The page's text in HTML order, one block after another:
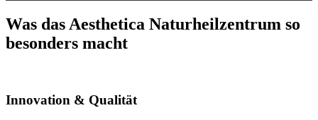
Was das Aesthetica Naturheilzentrum so
besonders macht
Innovation & Qualität